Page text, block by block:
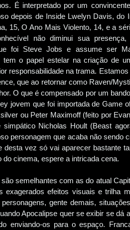
É interpretado por um
depois de Inside Lwelyn Davis, do
15, O Ano Mais Violento, 14, e a
não diminui sua presença,
foi Steve Jobs e assume ser
o papel estelar na criação de
responsabilidade na trama.
que ao retornar como Raven/
O que é compensado por um
jovem que foi importada de Game
ou Peter Maximoff (feito por
Nicholas Hoult (Beast
personagem que acaba não sendo
vez só vai aparecer bastante
cinema, espere a intricada cena.
semelhantes com as do atual
exagerados efeitos visuais e trilha
gente demais,
Apocalipse quer se exibir se dá
enviando-os para o espaço.